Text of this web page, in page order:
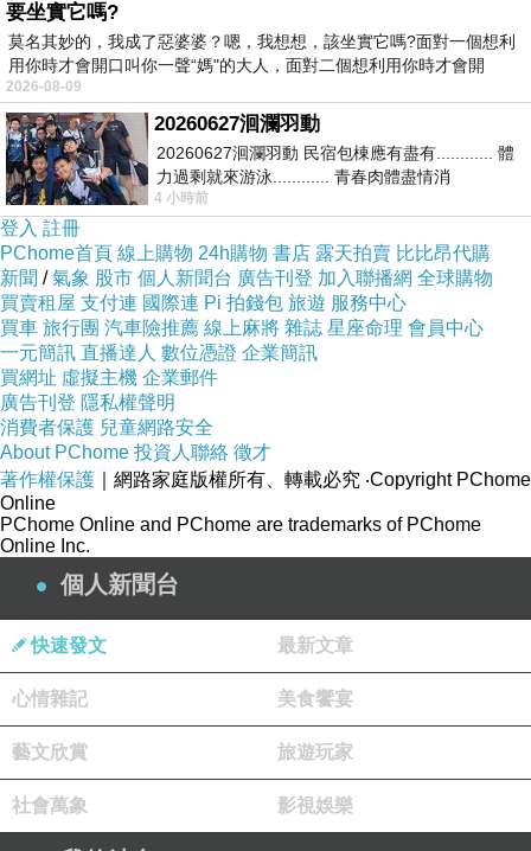
要坐實它嗎?
莫名其妙的，我成了惡婆婆？嗯，我想想，該坐實它嗎?面對一個想利
用你時才會開口叫你一聲“媽"的大人，面對二個想利用你時才會開
2026-08-09
20260627洄瀾羽動
20260627洄瀾羽動 民宿包棟應有盡有............ 體
力過剩就來游泳............ 青春肉體盡情消
磨............ 晚餐不必
4 小時前
登入 註冊
PChome首頁 線上購物 24h購物 書店 露天拍賣 比比昂代購
新聞 /氣象 股市 個人新聞台 廣告刊登 加入聯播網 全球購物
買賣租屋 支付連 國際連 Pi 拍錢包 旅遊 服務中心
買車 旅行團 汽車險推薦 線上麻將 雜誌 星座命理 會員中心
一元簡訊 直播達人 數位憑證 企業簡訊
買網址 虛擬主機 企業郵件
廣告刊登 隱私權聲明
消費者保護 兒童網路安全
About PChome 投資人聯絡 徵才
著作權保護 ｜網路家庭版權所有、轉載必究 ‧Copyright PChome
Online
PChome Online and PChome are trademarks of PChome
Online Inc.
個人新聞台
快速發文 最新文章
心情雜記 美食饗宴
藝文欣賞 旅遊玩家
社會萬象 影視娛樂